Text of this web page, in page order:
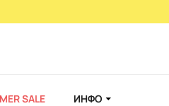
SALE ИНФО